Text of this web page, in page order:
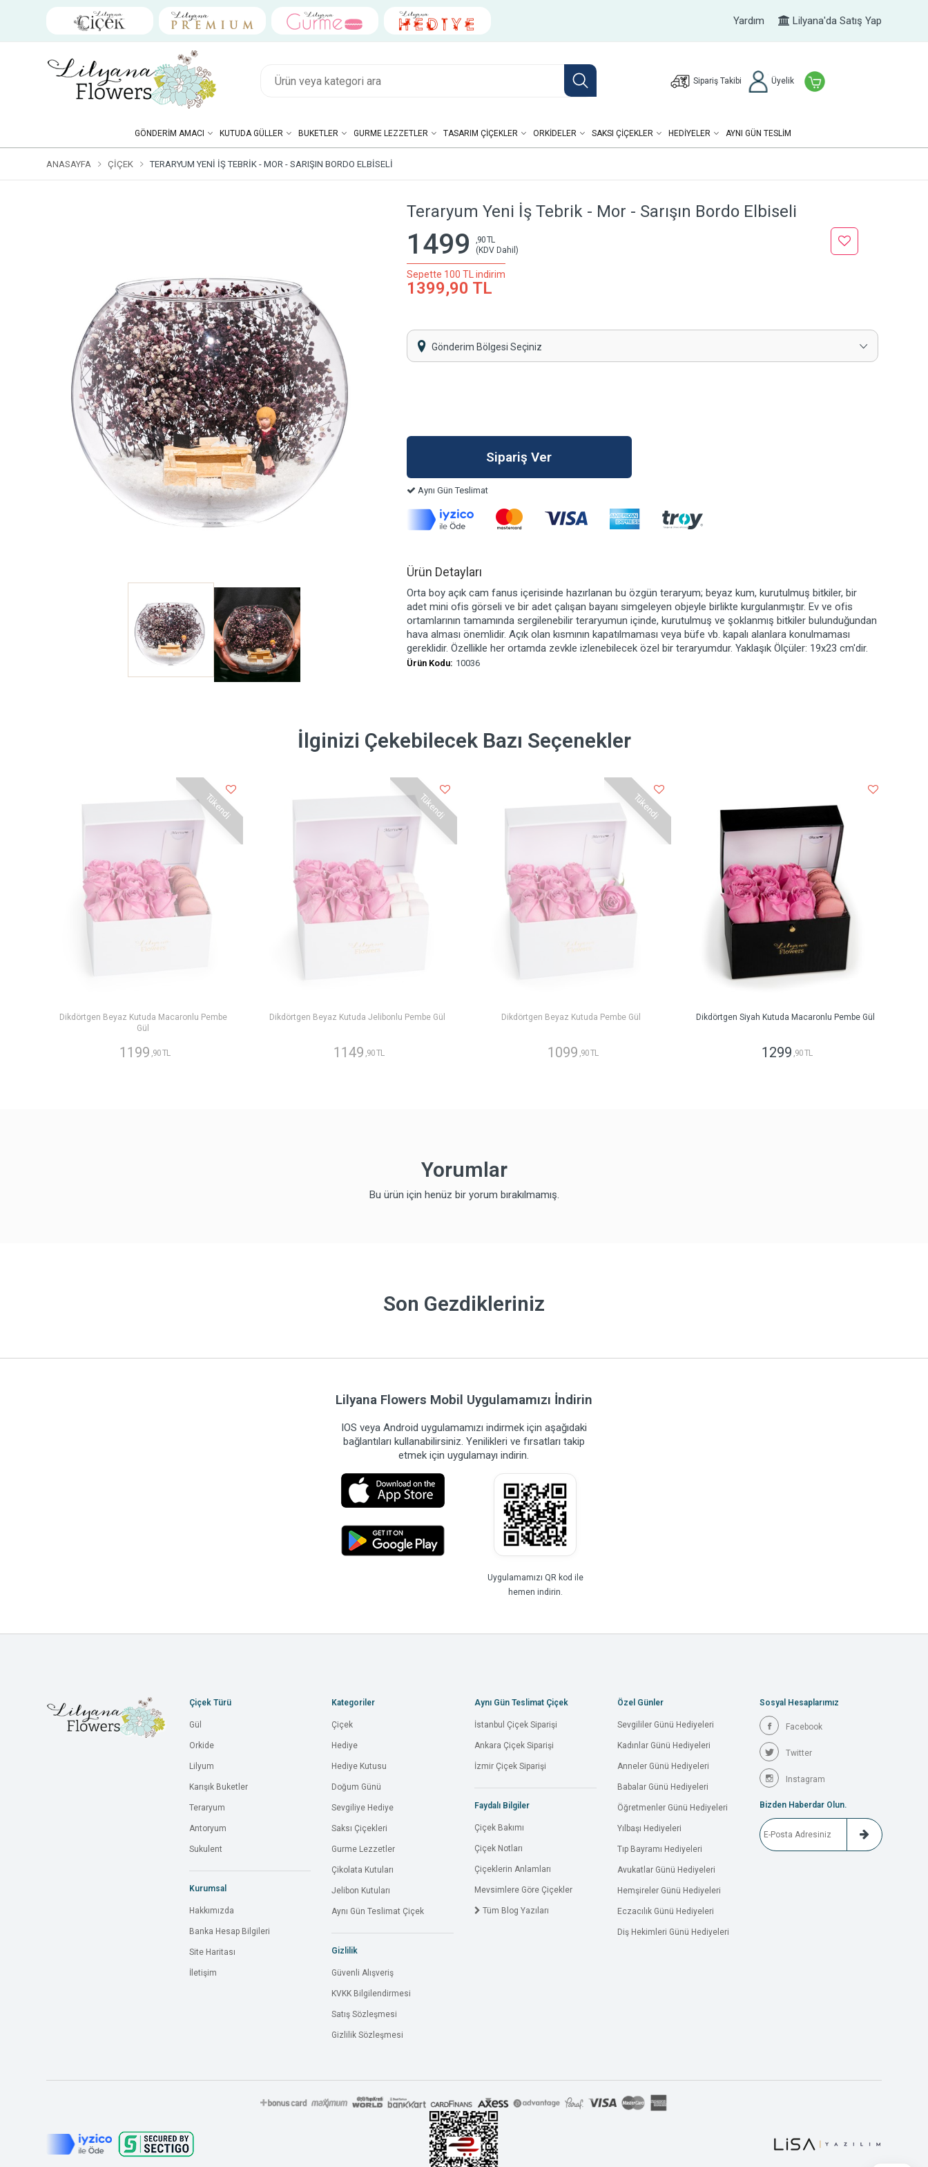
Yardım Lilyana'da Satış Yap
Sipariş Takibi Üyelik
GÖNDERIM AMACI KUTUDA GÜLLER BUKETLER GURME LEZZETLER TASARIM ÇIÇEKLER ORKIDELER SAKSI ÇIÇEKLER HEDIYELER AYNI GÜN TESLİM
ANASAYFA ÇIÇEK TERARYUM YENI İŞ TEBRIK - MOR - SARIŞIN BORDO ELBISELI
Teraryum Yeni İş Tebrik - Mor - Sarışın Bordo Elbiseli
1499
,90 TL
(KDV Dahil)
Sepette 100 TL indirim
1399,90 TL
Gönderim Bölgesi Seçiniz
Aynı Gün Teslimat
Ürün Detayları
Orta boy açık cam fanus içerisinde hazırlanan bu özgün teraryum; beyaz kum, kurutulmuş bitkiler, bir
adet mini ofis görseli ve bir adet çalışan bayanı simgeleyen objeyle birlikte kurgulanmıştır. Ev ve ofis
ortamlarının tamamında sergilenebilir teraryumun içinde, kurutulmuş ve şoklanmış bitkiler bulunduğundan
hava alması önemlidir. Açık olan kısmının kapatılmaması veya büfe vb. kapalı alanlara konulmaması
gereklidir. Özellikle her ortamda zevkle izlenebilecek özel bir teraryumdur. Yaklaşık Ölçüler: 19x23 cm'dir.
Ürün Kodu: 10036
İlginizi Çekebilecek Bazı Seçenekler
Tükendi
Dikdörtgen Beyaz Kutuda Macaronlu Pembe
Gül
1199 ,90 TL
Tükendi
Dikdörtgen Beyaz Kutuda Jelibonlu Pembe Gül
1149 ,90 TL
Tükendi
Dikdörtgen Beyaz Kutuda Pembe Gül
1099 ,90 TL
Dikdörtgen Siyah Kutuda Macaronlu Pembe Gül
1299 ,90 TL
Yorumlar
Bu ürün için henüz bir yorum bırakılmamış.
Son Gezdikleriniz
Lilyana Flowers Mobil Uygulamamızı İndirin
IOS veya Android uygulamamızı indirmek için aşağıdaki
bağlantıları kullanabilirsiniz. Yenilikleri ve fırsatları takip
etmek için uygulamayı indirin.
Uygulamamızı QR kod ile
hemen indirin.
Çiçek Türü
Gül
Orkide
Lilyum
Karışık Buketler
Teraryum
Antoryum
Sukulent
Kurumsal
Hakkımızda
Banka Hesap Bilgileri
Site Haritası
İletişim
Kategoriler
Çiçek
Hediye
Hediye Kutusu
Doğum Günü
Sevgiliye Hediye
Saksı Çiçekleri
Gurme Lezzetler
Çikolata Kutuları
Jelibon Kutuları
Aynı Gün Teslimat Çiçek
Gizlilik
Güvenli Alışveriş
KVKK Bilgilendirmesi
Satış Sözleşmesi
Gizlilik Sözleşmesi
Aynı Gün Teslimat Çiçek
İstanbul Çiçek Siparişi
Ankara Çiçek Siparişi
İzmir Çiçek Siparişi
Faydalı Bilgiler
Çiçek Bakımı
Çiçek Notları
Çiçeklerin Anlamları
Mevsimlere Göre Çiçekler
Tüm Blog Yazıları
Özel Günler
Sevgililer Günü Hediyeleri
Kadınlar Günü Hediyeleri
Anneler Günü Hediyeleri
Babalar Günü Hediyeleri
Öğretmenler Günü Hediyeleri
Yılbaşı Hediyeleri
Tıp Bayramı Hediyeleri
Avukatlar Günü Hediyeleri
Hemşireler Günü Hediyeleri
Eczacılık Günü Hediyeleri
Diş Hekimleri Günü Hediyeleri
Sosyal Hesaplarımız
Facebook
Twitter
Instagram
Bizden Haberdar Olun.